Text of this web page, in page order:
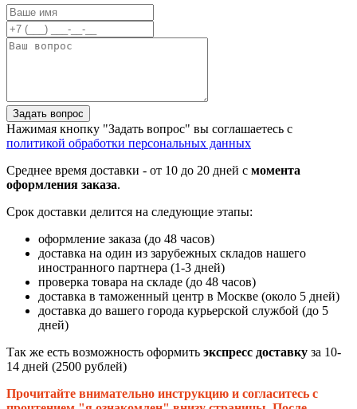
Задать вопрос
Нажимая кнопку "Задать вопрос" вы соглашаетесь с
политикой обработки персональных данных
Среднее время доставки - от 10 до 20 дней с момента
оформления заказа.
Срок доставки делится на следующие этапы:
оформление заказа (до 48 часов)
доставка на один из зарубежных складов нашего
иностранного партнера (1-3 дней)
проверка товара на складе (до 48 часов)
доставка в таможенный центр в Москве (около 5 дней)
доставка до вашего города курьерской службой (до 5
дней)
Так же есть возможность оформить экспресс доставку за 10-
14 дней (2500 рублей)
Прочитайте внимательно инструкцию и согласитесь с